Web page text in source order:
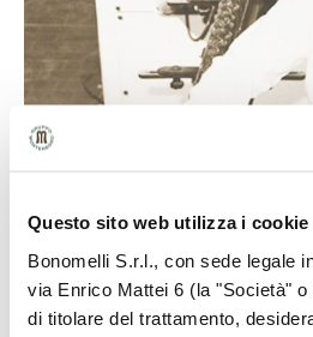
Questo sito web utilizza i cookie
Bonomelli S.r.l., con sede legale
via Enrico Mattei 6 (la "Società"
di titolare del trattamento,